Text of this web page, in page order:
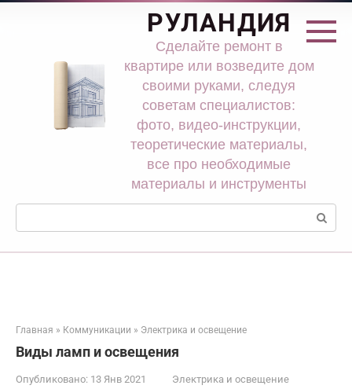
Перейти
РУЛАНДИЯ
Сделайте ремонт в
квартире или возведите дом
своими руками, следуя
советам специалистов:
фото, видео-инструкции,
теоретические материалы,
все про необходимые
материалы и инструменты
Поиск:
Главная » Коммуникации » Электрика и освещение
Виды ламп и освещения
Опубликовано: 13 Янв 2021
Электрика и освещение